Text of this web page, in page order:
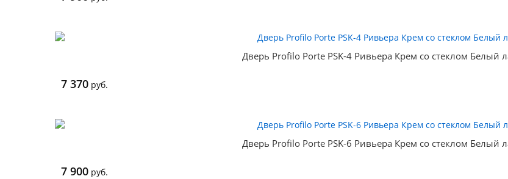
Дверь Profilo Porte PSK-4 Ривьера Крем со стеклом Белый
7 370 руб.
Дверь Profilo Porte PSK-6 Ривьера Крем со стеклом Белый
7 900 руб.